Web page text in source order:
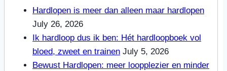
Hardlopen is meer dan alleen maar hardlopen
July 26, 2026
Ik hardloop dus ik ben: Hét hardloopboek vol
bloed, zweet en trainen July 5, 2026
Bewust Hardlopen: meer loopplezier en minder